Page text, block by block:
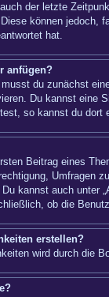
der letzte
können
hat.
anfügen?
du zunächst
Du kannst
so kannst du dort
Beitrag eines
Umfragen
kannst auch unter
ob die
erstellen?
wird durch die